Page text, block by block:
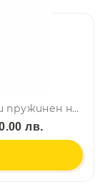
Високотехнологичен американски пружинен нож MICROTECH
лв.